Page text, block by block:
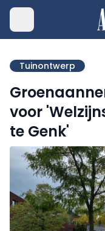
Tuinontwerp
voor
te Genk'